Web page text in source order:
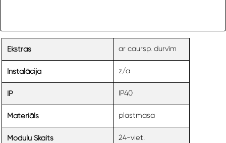
Ekstras ar caursp. durvīm
Instalācija z/a
IP IP40
Materiāls plastmasa
Moduļu Skaits 24-viet.